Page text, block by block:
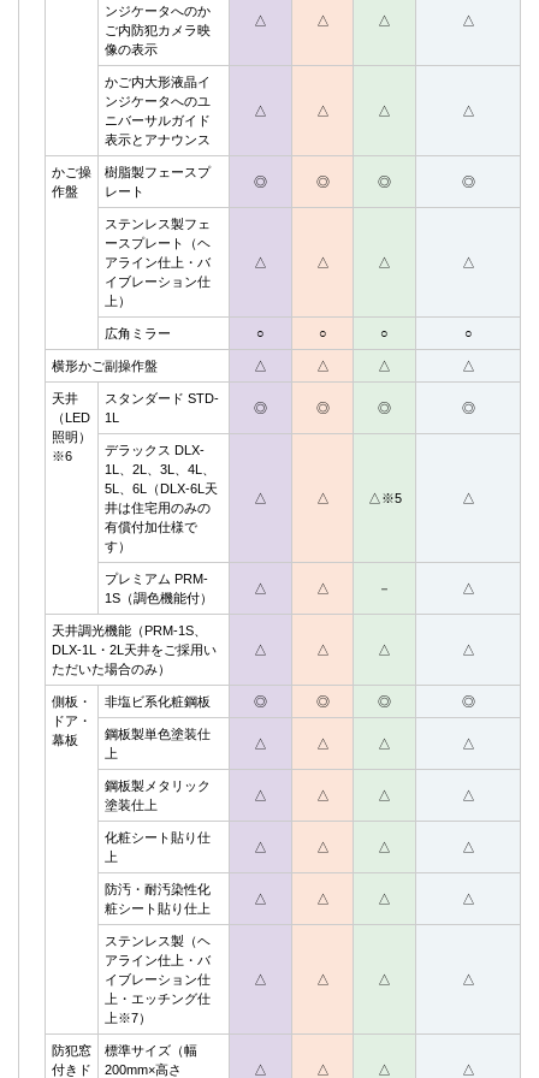
ンジケータへのか
ご内防犯カメラ映
像の表示
△ △ △ △
かご内大形液晶イ
ンジケータへのユ
ニバーサルガイド
表示とアナウンス
△ △ △ △
かご操
作盤
樹脂製フェースプ
レート
◎ ◎ ◎ ◎
ステンレス製フェ
ースプレート（ヘ
アライン仕上・バ
イブレーション仕
上）
△ △ △ △
広角ミラー ○ ○ ○ ○
横形かご副操作盤 △ △ △ △
天井
（LED
照明）
※6
スタンダード STD-
1L
◎ ◎ ◎ ◎
デラックス DLX-
1L、2L、3L、4L、
5L、6L（DLX-6L天
井は住宅用のみの
有償付加仕様で
す）
△ △ △※5 △
プレミアム PRM-
1S（調色機能付）
△ △ － △
天井調光機能（PRM-1S、
DLX-1L・2L天井をご採用い
ただいた場合のみ）
△ △ △ △
側板・
ドア・
幕板
非塩ビ系化粧鋼板 ◎ ◎ ◎ ◎
鋼板製単色塗装仕
上
△ △ △ △
鋼板製メタリック
塗装仕上
△ △ △ △
化粧シート貼り仕
上
△ △ △ △
防汚・耐汚染性化
粧シート貼り仕上
△ △ △ △
ステンレス製（ヘ
アライン仕上・バ
イブレーション仕
上・エッチング仕
上※7）
△ △ △ △
防犯窓
付きド
標準サイズ（幅
200mm×高さ
△ △ △ △